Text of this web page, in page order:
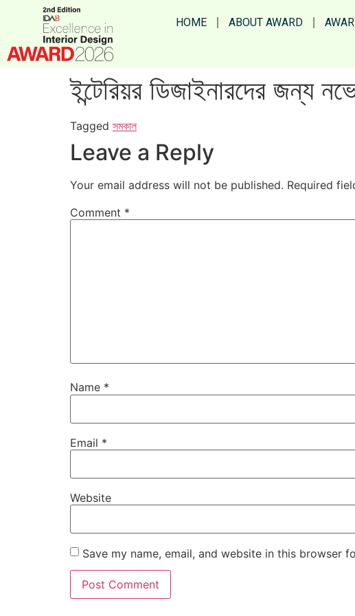
HOME ABOUT AWARD
ইন্টেরিয়র ডিজাইনারদের জন্য
Tagged সমকাল
Leave a Reply
Your email address will not be published. Required
Comment *
Name *
Email *
Website
Save my name, email, and website in this browser